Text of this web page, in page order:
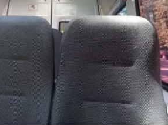
по
валют